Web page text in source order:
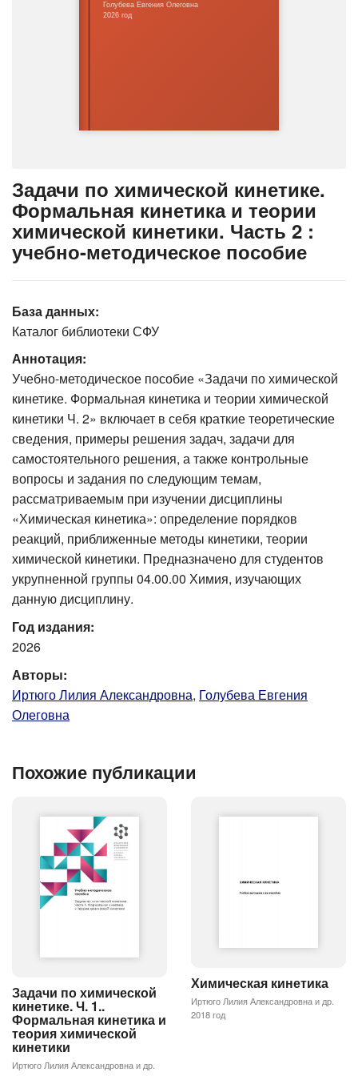
Голубева Евгения Олеговна
2026 год
Задачи по химической кинетике.
Формальная кинетика и теории
химической кинетики. Часть 2 :
учебно-методическое пособие
База данных:
Каталог библиотеки СФУ
Аннотация:
Учебно-методическое пособие «Задачи по химической
кинетике. Формальная кинетика и теории химической
кинетики Ч. 2» включает в себя краткие теоретические
сведения, примеры решения задач, задачи для
самостоятельного решения, а также контрольные
вопросы и задания по следующим темам,
рассматриваемым при изучении дисциплины
«Химическая кинетика»: определение порядков
реакций, приближенные методы кинетики, теории
химической кинетики. Предназначено для студентов
укрупненной группы 04.00.00 Химия, изучающих
данную дисциплину.
Год издания:
2026
Авторы:
Иртюго Лилия Александровна, Голубева Евгения
Олеговна
Похожие публикации
Задачи по химической
кинетике. Ч. 1..
Формальная кинетика и
теория химической
кинетики
Иртюго Лилия Александровна и др.
Химическая кинетика
Иртюго Лилия Александровна и др.
2018 год